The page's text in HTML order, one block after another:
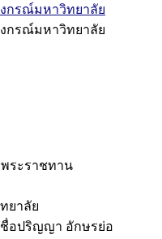
กรณ์มหาวิทยาลัย
กรณ์มหาวิทยาลัย
พระราชทาน
ยาลัย
ชื่อปริญญา อักษรย่อ